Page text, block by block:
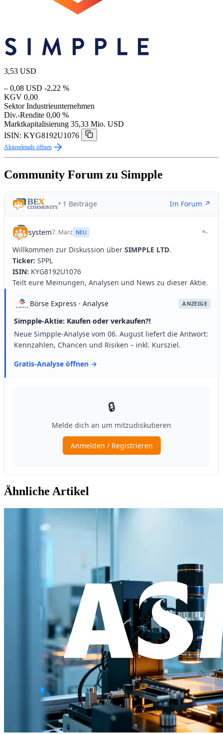
3,53 USD
– 0,08 USD -2,22 %
KGV 0,00
Sektor Industrieunternehmen
Div.-Rendite 0,00 %
Marktkapitalisierung 35,33 Mio. USD
ISIN: KYG8192U1076
Aktiendetails öffnen
Community Forum zu Simpple
Ähnliche Artikel